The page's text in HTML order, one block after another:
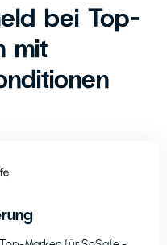
bei Top-
mit